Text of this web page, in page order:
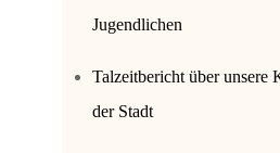
Jugendlichen
Talzeitbericht über unsere
der Stadt